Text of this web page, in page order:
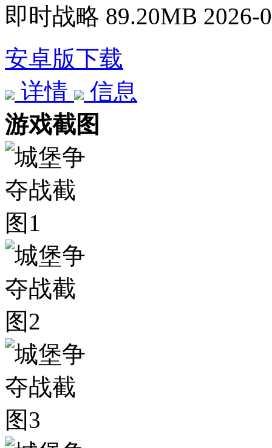
即时战略 89.20MB 2026-
安卓版下载
详情
信息
游戏截图